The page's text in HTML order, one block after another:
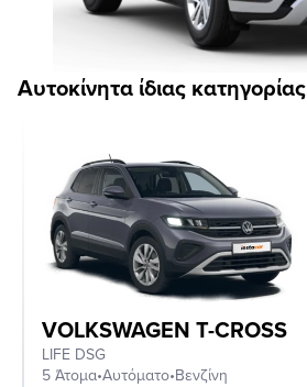
Αυτοκίνητα ίδιας κατηγορίας
VOLKSWAGEN T-CROSS
LIFE DSG
5 Άτομα•Αυτόματο•Βενζίνη